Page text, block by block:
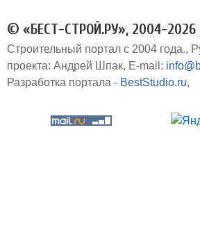
© «БЕСТ-СТРОЙ.РУ», 2004-2026
Строительный портал с 2004 года.
проекта: Андрей Шпак E-mail:
Разработка портала - BestStudio.ru